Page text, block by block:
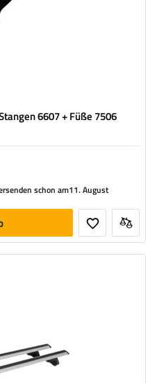
6607 + Füße 7506
schon am11. August